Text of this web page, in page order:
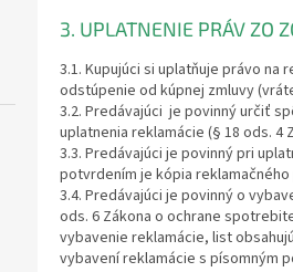
3. UPLATNENIE PRÁV ZO
3.1. Kupujúci si uplatňuje právo
odstúpenie od kúpnej zmluvy
3.2. Predávajúci je povinný určiť
uplatnenia reklamácie (§ 18 ods.
3.3. Predávajúci je povinný pri
potvrdením je kópia
3.4. Predávajúci je povinný o
ods. 6 Zákona o ochrane
vybavenie reklamácie, list
vybavení reklamácie s písomným